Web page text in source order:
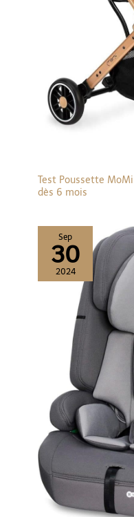
Test Poussette
dès 6 mois
Sep
30
2024